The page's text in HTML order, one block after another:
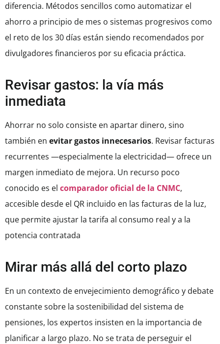
diferencia. Métodos sencillos como automatizar el
ahorro a principio de mes o sistemas progresivos como
el reto de los 30 días están siendo recomendados por
divulgadores financieros por su eficacia práctica.
Revisar gastos: la vía más
inmediata
Ahorrar no solo consiste en apartar dinero, sino
también en evitar gastos innecesarios. Revisar facturas
recurrentes —especialmente la electricidad— ofrece un
margen inmediato de mejora. Un recurso poco
conocido es el comparador oficial de la CNMC,
accesible desde el QR incluido en las facturas de la luz,
que permite ajustar la tarifa al consumo real y a la
potencia contratada
Mirar más allá del corto plazo
En un contexto de envejecimiento demográfico y debate
constante sobre la sostenibilidad del sistema de
pensiones, los expertos insisten en la importancia de
planificar a largo plazo. No se trata de perseguir el